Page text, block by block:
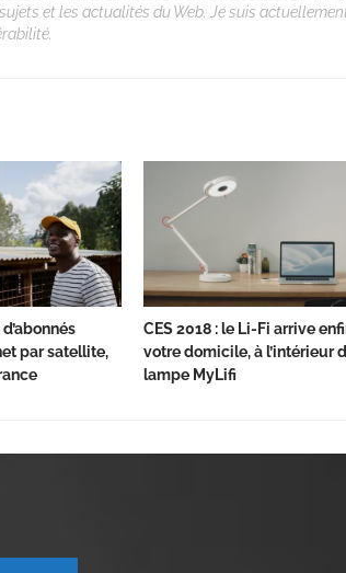
et les actualités du Web. Je suis
par satellite,
CES 2018 : le Li-Fi arrive
votre domicile, à l’intérieur
lampe MyLifi